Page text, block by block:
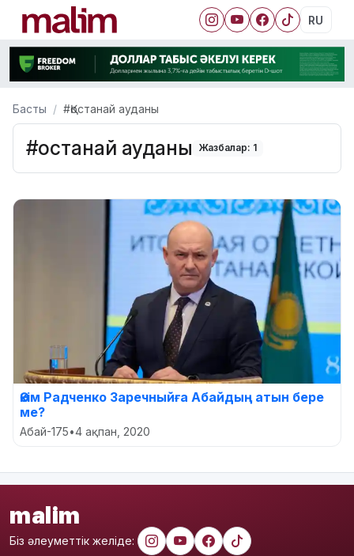
RU
Басты #Қостанай ауданы
#Қостанай ауданы Жазбалар: 1
Әкім Радченко Заречныйға Абайдың атын бере
ме?
Абай-175•4 ақпан, 2020
malim
Біз әлеуметтік желіде: